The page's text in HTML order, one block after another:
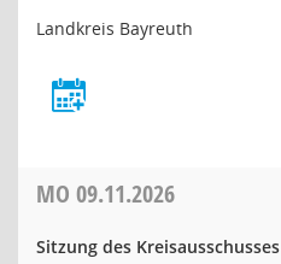
Landkreis Bayreuth
MO 09.11.2026
Sitzung des Kreisausschusses